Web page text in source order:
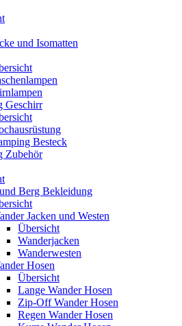
und Isomatten
Geschirr
Besteck
Zubehör
Berg Bekleidung
Jacken und Westen
Übersicht
Wanderjacken
Wanderwesten
Hosen
Übersicht
Lange Wander Hosen
Zip-Off Wander Hosen
Regen Wander Hosen